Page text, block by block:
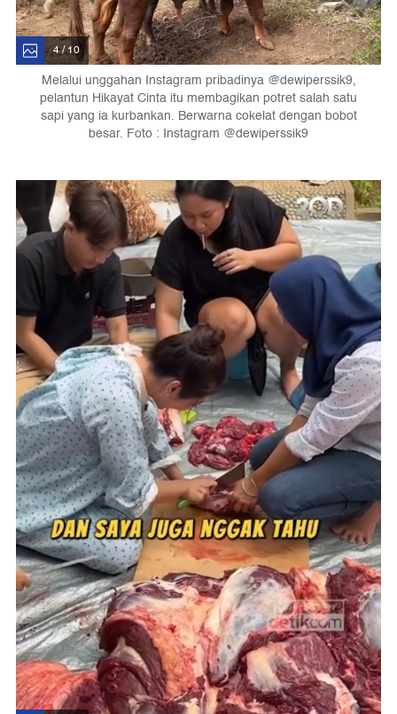
4 / 10
Melalui unggahan Instagram pribadinya @dewiperssik9,
pelantun Hikayat Cinta itu membagikan potret salah satu
sapi yang ia kurbankan. Berwarna cokelat dengan bobot
besar. Foto : Instagram @dewiperssik9